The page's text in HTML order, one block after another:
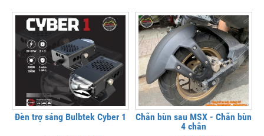
Đèn trợ sáng Bulbtek Cyber 1
Chắn bùn sau MSX - Chắn bùn
4 chân